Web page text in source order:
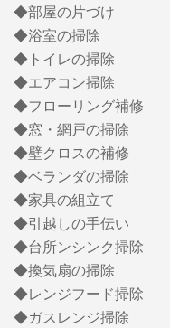
◆部屋の片づけ
◆浴室の掃除
◆トイレの掃除
◆エアコン掃除
◆フローリング補修
◆窓・網戸の掃除
◆壁クロスの補修
◆ベランダの掃除
◆家具の組立て
◆引越しの手伝い
◆台所ンシンク掃除
◆換気扇の掃除
◆レンジフード掃除
◆ガスレンジ掃除